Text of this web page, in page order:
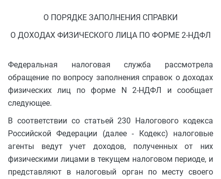
О ПОРЯДКЕ ЗАПОЛНЕНИЯ СПРАВКИ
О ДОХОДАХ ФИЗИЧЕСКОГО ЛИЦА ПО ФОРМЕ 2-НДФЛ
Федеральная налоговая служба рассмотрела
обращение по вопросу заполнения справок о доходах
физических лиц по форме N 2-НДФЛ и сообщает
следующее.
В соответствии со статьей 230 Налогового кодекса
Российской Федерации (далее - Кодекс) налоговые
агенты ведут учет доходов, полученных от них
физическими лицами в текущем налоговом периоде, и
представляют в налоговый орган по месту своего